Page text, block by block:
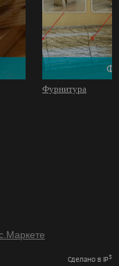
Фурнитура
Сделано в IP3